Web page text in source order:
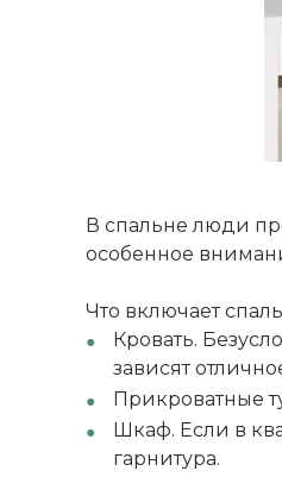
В спальне люди
особенное
Что включает
Кровать.
зависят
Прикроватные
Шкаф. Если в
гарнитура.
ВЫИГРАЙ
КРУТИ!